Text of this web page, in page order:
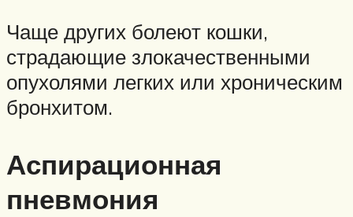
Чаще других болеют кошки,
страдающие злокачественными
опухолями легких или хроническим
бронхитом.
Аспирационная
пневмония